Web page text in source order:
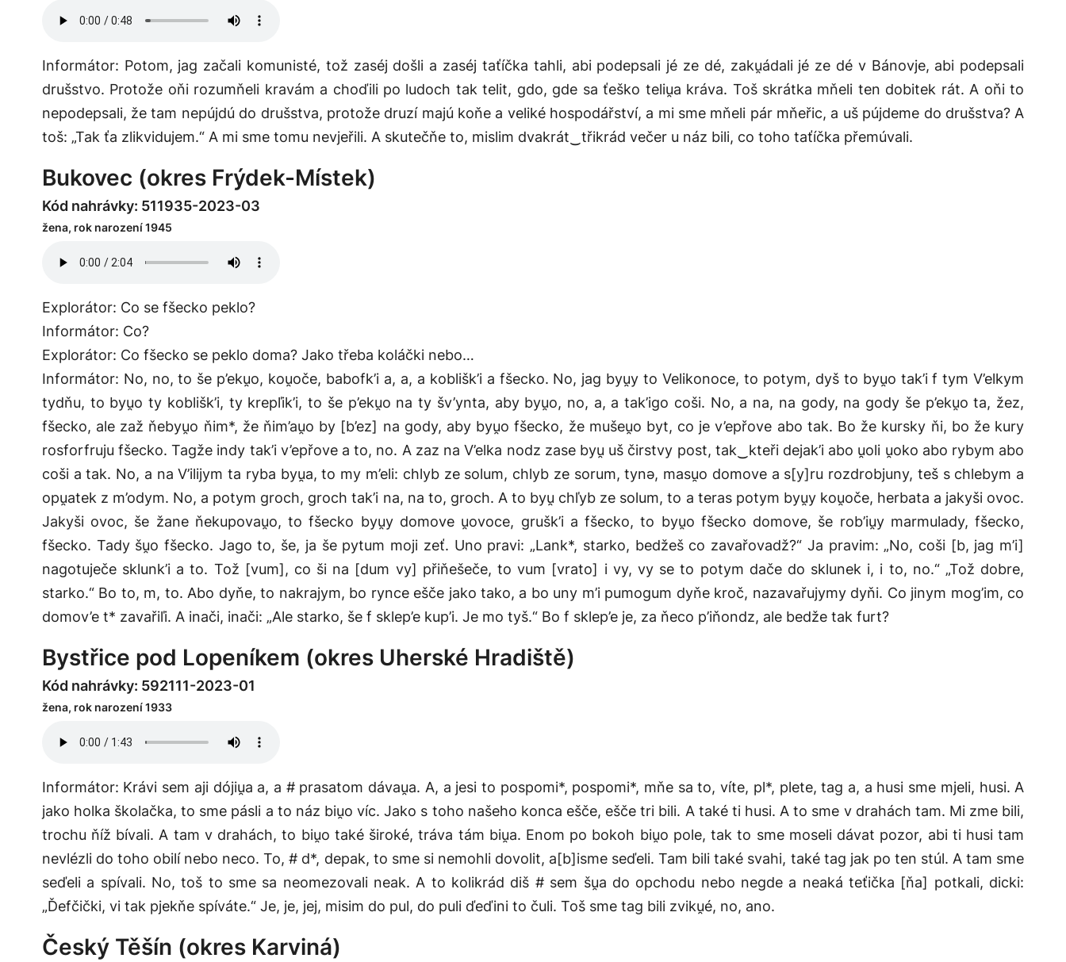
Informátor: Potom, jag začali komunisté, tož zaséj došli a zaséj taťíčka tahli, abi podepsali jé ze dé, zaku̯ádali jé ze dé v Bánovje, abi podepsali
drušstvo. Protože oňi rozumňeli kravám a choďili po ludoch tak telit, gdo, gde sa ťeško teliu̯a kráva. Toš skrátka mňeli ten dobitek rát. A oňi to
nepodepsali, že tam nepújdú do drušstva, protože druzí majú koňe a veliké hospodářství, a mi sme mňeli pár mňeřic, a uš pújdeme do drušstva? A
toš: „Tak ťa zlikvidujem.“ A mi sme tomu nevjeřili. A skutečňe to, mislim dvakrát‿třikrád večer u náz bili, co toho taťíčka přemúvali.
Bukovec (okres Frýdek-Místek)
Kód nahrávky: 511935-2023-03
žena, rok narození 1945
Explorátor: Co se fšecko peklo?
Informátor: Co?
Explorátor: Co fšecko se peklo doma? Jako třeba koláčki nebo…
Informátor: No, no, to še p’eku̯o, kou̯oče, babofk’i a, a, a koblišk’i a fšecko. No, jag byu̯y to Velikonoce, to potym, dyš to byu̯o tak’i f tym V’elkym
tydňu, to byu̯o ty koblišk’i, ty krepľik’i, to še p’eku̯o na ty šv’ynta, aby byu̯o, no, a, a tak’igo coši. No, a na, na gody, na gody še p’eku̯o ta, žez,
fšecko, ale zaž ňebyu̯o ňim*, že ňim’au̯o by [b’ez] na gody, aby byu̯o fšecko, že mušeu̯o byt, co je v’epřove abo tak. Bo že kursky ňi, bo že kury
rosforfruju fšecko. Tagže indy tak’i v’epřove a to, no. A zaz na V’elka nodz zase byu̯ uš čirstvy post, tak‿kteři dejak’i abo u̯oli u̯oko abo rybym abo
coši a tak. No, a na V’ilijym ta ryba byu̯a, to my m’eli: chlyb ze solum, chlyb ze sorum, tynə, masu̯o domove a s[y]ru rozdrobjuny, teš s chlebym a
opu̯atek z m’odym. No, a potym groch, groch tak’i na, na to, groch. A to byu̯ chľyb ze solum, to a teras potym byu̯y kou̯oče, herbata a jakyši ovoc.
Jakyši ovoc, še žane ňekupovau̯o, to fšecko byu̯y domove u̯ovoce, grušk’i a fšecko, to byu̯o fšecko domove, še rob’iu̯y marmulady, fšecko,
fšecko. Tady šu̯o fšecko. Jago to, še, ja še pytum moji zeť. Uno pravi: „Lank*, starko, bedžeš co zavařovadž?“ Ja pravim: „No, coši [b, jag m’i]
nagotuječe sklunk’i a to. Tož [vum], co ši na [dum vy] přiňešeče, to vum [vrato] i vy, vy se to potym dače do sklunek i, i to, no.“ „Tož dobre,
starko.“ Bo to, m, to. Abo dyňe, to nakrajym, bo rynce ešče jako tako, a bo uny m’i pumogum dyňe kroč, nazavařujymy dyňi. Co jinym mog’im, co
domov’e t* zavařiľi. A inači, inači: „Ale starko, še f sklep’e kup’i. Je mo tyš.“ Bo f sklep’e je, za ňeco p’iňondz, ale bedže tak furt?
Bystřice pod Lopeníkem (okres Uherské Hradiště)
Kód nahrávky: 592111-2023-01
žena, rok narození 1933
Informátor: Krávi sem aji dójiu̯a a, a # prasatom dávau̯a. A, a jesi to pospomi*, pospomi*, mňe sa to, víte, pl*, plete, tag a, a husi sme mjeli, husi. A
jako holka školačka, to sme pásli a to náz biu̯o víc. Jako s toho našeho konca ešče, ešče tri bili. A také ti husi. A to sme v drahách tam. Mi zme bili,
trochu ňíž bívali. A tam v drahách, to biu̯o také široké, tráva tám biu̯a. Enom po bokoh biu̯o pole, tak to sme moseli dávat pozor, abi ti husi tam
nevlézli do toho obilí nebo neco. To, # d*, depak, to sme si nemohli dovolit, a[b]isme seďeli. Tam bili také svahi, také tag jak po ten stúl. A tam sme
seďeli a spívali. No, toš to sme sa neomezovali neak. A to kolikrád diš # sem šu̯a do opchodu nebo negde a neaká teťička [ňa] potkali, dicki:
„Ďefčički, vi tak pjekňe spíváte.“ Je, je, jej, misim do pul, do puli ďeďini to čuli. Toš sme tag bili zviku̯é, no, ano.
Český Těšín (okres Karviná)